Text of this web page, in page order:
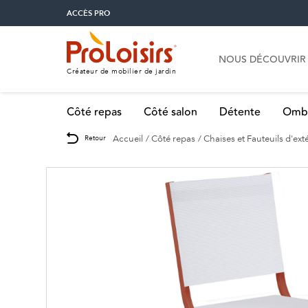
ACCÈS PRO
Créateur de mobilier de jardin
NOUS DÉCOUVRIR
Côté repas Côté salon Détente
Retour Accueil Côté repas Chaises et Fauteuils